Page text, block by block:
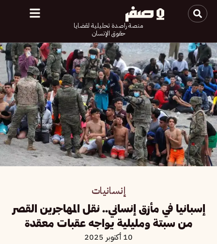
منصة راصدة تحليلية لقضايا
حقوق الإنسان
إنسانيات
إسبانيا في مأزق إنساني.. نقل المهاجرين القصر
من سبتة ومليلية يواجه عقبات معقدة
10 أكتوبر 2025